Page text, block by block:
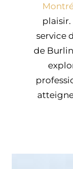
plaisir.
service
de